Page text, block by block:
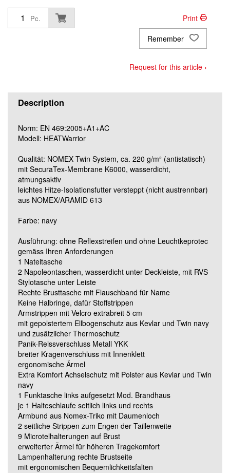
LL
XLK
XLN
XLL
XXLK
XXLN
XXLL
3XLK
3XLN
3XLL
Pc.
Print
Remember
Request for this article ›
Description
Norm: EN 469:2005+A1+AC
Modell: HEATWarrior
Qualität: NOMEX Twin System, ca. 220 g/m² (antistatisch)
mit SecuraTex-Membrane K6000, wasserdicht,
atmungsaktiv
leichtes Hitze-Isolationsfutter versteppt (nicht austrennbar)
aus NOMEX/ARAMID 613
Farbe: navy
Ausführung: ohne Reflexstreifen und ohne Leuchtkeprotec
gemäss Ihren Anforderungen
1 Nateltasche
2 Napoleontaschen, wasserdicht unter Deckleiste, mit RVS
Stylotasche unter Leiste
Rechte Brusttasche mit Flauschband für Name
Keine Halbringe, dafür Stoffstrippen
Armstrippen mit Velcro extrabreit 5 cm
mit gepolstertem Ellbogenschutz aus Kevlar und Twin navy
und zusätzlicher Thermoschutz
Panik-Reissverschluss Metall YKK
breiter Kragenverschluss mit Innenklett
ergonomische Ärmel
Extra Komfort Achselschutz mit Polster aus Kevlar und Twin
navy
1 Funktasche links aufgesetzt Mod. Brandhaus
je 1 Halteschlaufe seitlich links und rechts
Armbund aus Nomex-Triko mit Daumenloch
2 seitliche Strippen zum Engen der Taillenweite
9 Microtelhalterungen auf Brust
erweiterter Ärmel für höheren Tragekomfort
Lampenhalterung rechte Brustseite
mit ergonomischen Bequemlichkeitsfalten